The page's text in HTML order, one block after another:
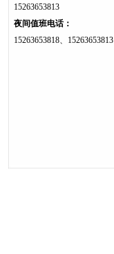
15263653813
夜间值班电话：
15263653818、15263653813